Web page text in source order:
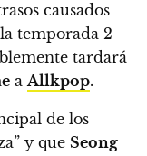
causados
temporada 2
tardará
aAllkpop.
de los
y que Seong